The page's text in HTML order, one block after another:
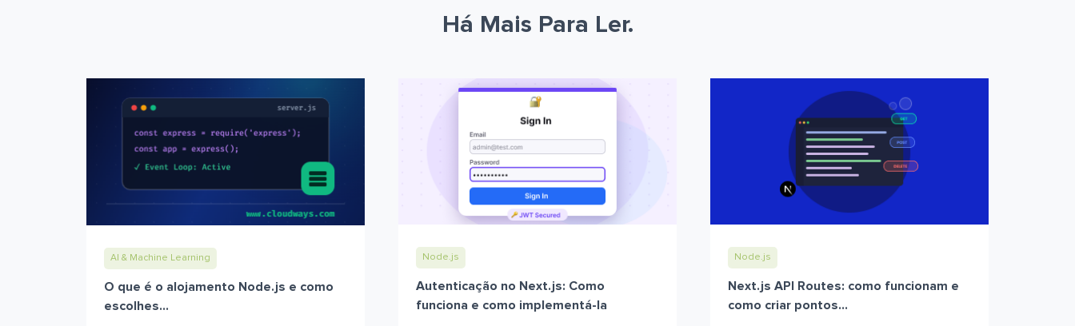
Há Mais Para Ler.
AI & Machine Learning
O que é o alojamento Node.js e como
escolhes...
Node.js
Autenticação no Next.js: Como
funciona e como implementá-la
Node.js
Next.js API Routes: como funcionam e
como criar pontos...